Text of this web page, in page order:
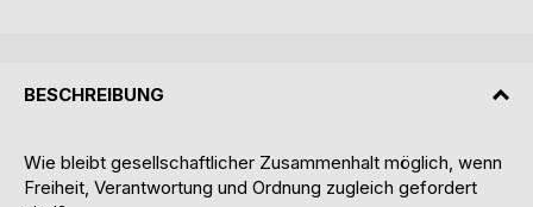
BESCHREIBUNG
Wie bleibt gesellschaftlicher Zusammenhalt möglich, wenn
Freiheit, Verantwortung und Ordnung zugleich gefordert